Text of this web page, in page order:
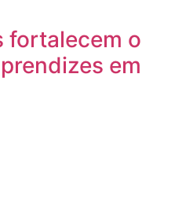
fortalecem o
em